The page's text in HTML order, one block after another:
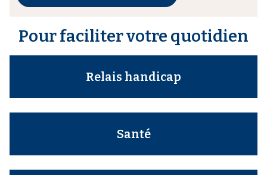
Pour faciliter votre quotidien
Relais handicap
Santé